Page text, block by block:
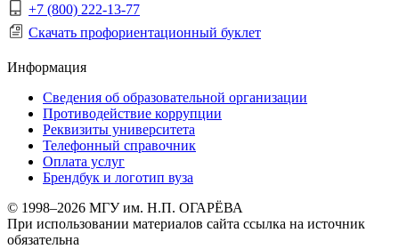
+7 (800) 222-13-77
Скачать профориентационный буклет
Информация
Сведения об образовательной организации
Противодействие коррупции
Реквизиты университета
Телефонный справочник
Оплата услуг
Брендбук и логотип вуза
© 1998–2026 МГУ им. Н.П. ОГАРЁВА
При использовании материалов сайта ссылка на источник
обязательна